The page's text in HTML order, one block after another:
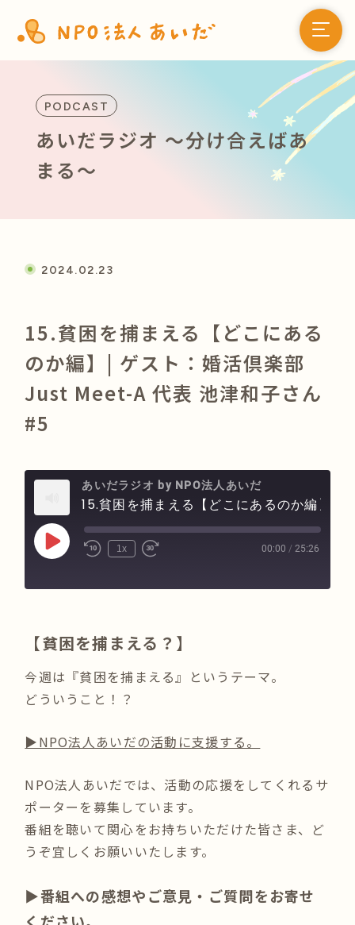
PODCAST
あいだラジオ 〜分け合えばあ
まる〜
2024.02.23
15.貧困を捕まえる【どこにある
のか編】| ゲスト：婚活倶楽部
Just Meet-A 代表 池津和子さん
#5
あいだラジオ by NPO法人あいだ
Play
Episode
1x 00:00 / 25:26
【貧困を捕まえる？】
今週は『貧困を捕まえる』というテーマ。
どういうこと！？
▶︎NPO法人あいだの活動に支援する。
NPO法人あいだでは、活動の応援をしてくれるサ
ポーターを募集しています。
番組を聴いて関心をお持ちいただけた皆さま、ど
うぞ宜しくお願いいたします。
▶︎番組への感想やご意見・ご質問をお寄せ